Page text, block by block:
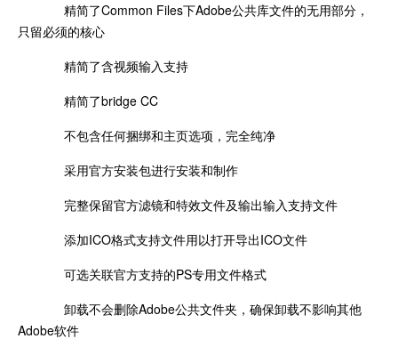
精简了Common Files下Adobe公共库文件的无用部分，
只留必须的核心
精简了含视频输入支持
精简了bridge CC
不包含任何捆绑和主页选项，完全纯净
采用官方安装包进行安装和制作
完整保留官方滤镜和特效文件及输出输入支持文件
添加ICO格式支持文件用以打开导出ICO文件
可选关联官方支持的PS专用文件格式
卸载不会删除Adobe公共文件夹，确保卸载不影响其他
Adobe软件